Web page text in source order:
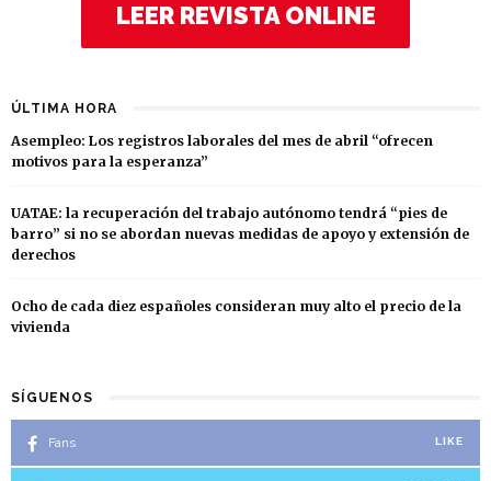
LEER REVISTA ONLINE
ÚLTIMA HORA
Asempleo: Los registros laborales del mes de abril “ofrecen
motivos para la esperanza”
UATAE: la recuperación del trabajo autónomo tendrá “pies de
barro” si no se abordan nuevas medidas de apoyo y extensión de
derechos
Ocho de cada diez españoles consideran muy alto el precio de la
vivienda
SÍGUENOS
Fans LIKE